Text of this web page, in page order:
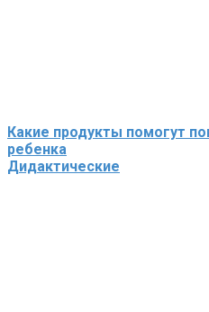
Какие продукты помогут
ребенка
Дидактические